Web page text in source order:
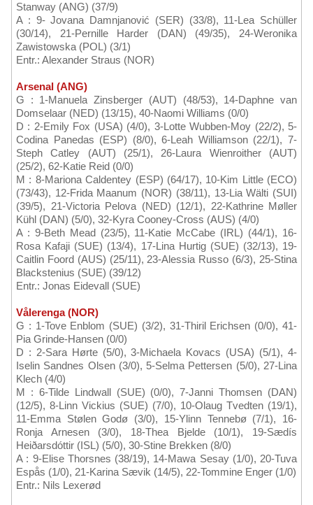
Stanway (ANG) (37/9)
A : 9- Jovana Damnjanović (SER) (33/8), 11-Lea Schüller
(30/14), 21-Pernille Harder (DAN) (49/35), 24-Weronika
Zawistowska (POL) (3/1)
Entr.: Alexander Straus (NOR)
Arsenal (ANG)
G : 1-Manuela Zinsberger (AUT) (48/53), 14-Daphne van
Domselaar (NED) (13/15), 40-Naomi Williams (0/0)
D : 2-Emily Fox (USA) (4/0), 3-Lotte Wubben-Moy (22/2), 5-
Codina Panedas (ESP) (8/0), 6-Leah Williamson (22/1), 7-
Steph Catley (AUT) (25/1), 26-Laura Wienroither (AUT)
(25/2), 62-Katie Reid (0/0)
M : 8-Mariona Caldentey (ESP) (64/17), 10-Kim Little (ECO)
(73/43), 12-Frida Maanum (NOR) (38/11), 13-Lia Wälti (SUI)
(39/5), 21-Victoria Pelova (NED) (12/1), 22-Kathrine Møller
Kühl (DAN) (5/0), 32-Kyra Cooney-Cross (AUS) (4/0)
A : 9-Beth Mead (23/5), 11-Katie McCabe (IRL) (44/1), 16-
Rosa Kafaji (SUE) (13/4), 17-Lina Hurtig (SUE) (32/13), 19-
Caitlin Foord (AUS) (25/11), 23-Alessia Russo (6/3), 25-Stina
Blackstenius (SUE) (39/12)
Entr.: Jonas Eidevall (SUE)
Vålerenga (NOR)
G : 1-Tove Enblom (SUE) (3/2), 31-Thiril Erichsen (0/0), 41-
Pia Grinde-Hansen (0/0)
D : 2-Sara Hørte (5/0), 3-Michaela Kovacs (USA) (5/1), 4-
Iselin Sandnes Olsen (3/0), 5-Selma Pettersen (5/0), 27-Lina
Klech (4/0)
M : 6-Tilde Lindwall (SUE) (0/0), 7-Janni Thomsen (DAN)
(12/5), 8-Linn Vickius (SUE) (7/0), 10-Olaug Tvedten (19/1),
11-Emma Stølen Godø (3/0), 15-Ylinn Tennebø (7/1), 16-
Ronja Arnesen (3/0), 18-Thea Bjelde (10/1), 19-Sædís
Heiðarsdóttir (ISL) (5/0), 30-Stine Brekken (8/0)
A : 9-Elise Thorsnes (38/19), 14-Mawa Sesay (1/0), 20-Tuva
Espås (1/0), 21-Karina Sævik (14/5), 22-Tommine Enger (1/0)
Entr.: Nils Lexerød